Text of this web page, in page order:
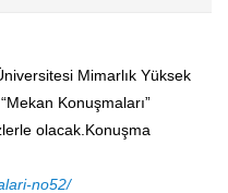
Mimarlık Yüksek
Konuşmaları”
olacak.Konuşma
no52/